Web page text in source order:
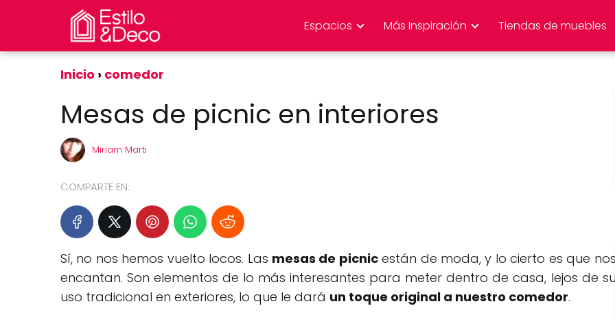
Espacios Más Inspiración Tiendas de muebles
Inicio comedor
Mesas de picnic en interiores
Miriam Marti
COMPARTE EN:
Sí, no nos hemos vuelto locos. Las mesas de picnicestán de moda, y lo cierto es que nos
encantan. Son elementos de lo más interesantes para meter dentro de casa, lejos de su
uso tradicional en exteriores, lo que le dará un toque original a nuestro comedor.